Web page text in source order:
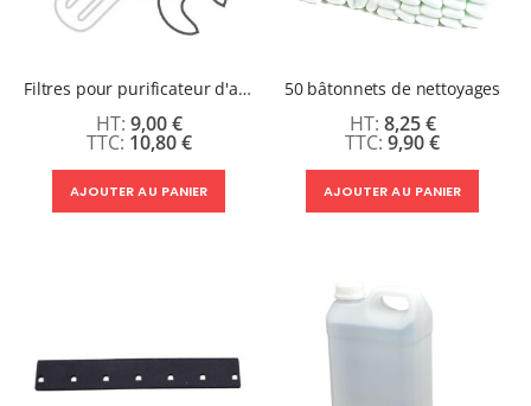
Filtres pour purificateur d'air intégré imprimante DTF XF-450 Pro
10,80 €
9,00 €
AJOUTER AU PANIER
50 bâtonnets de nettoyages
9,90 €
8,25 €
AJOUTER AU PANIER